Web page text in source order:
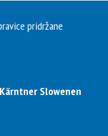
pridržane
Slowenen